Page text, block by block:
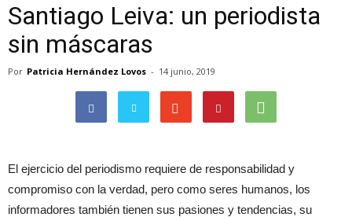
Santiago Leiva: un periodista
sin máscaras
Por Patricia Hernández Lovos - 14 junio, 2019
El ejercicio del periodismo requiere de responsabilidad y
compromiso con la verdad, pero como seres humanos, los
informadores también tienen sus pasiones y tendencias, su